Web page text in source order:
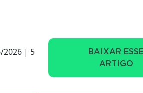
2026 | 5
BAIXAR ESSE
ARTIGO